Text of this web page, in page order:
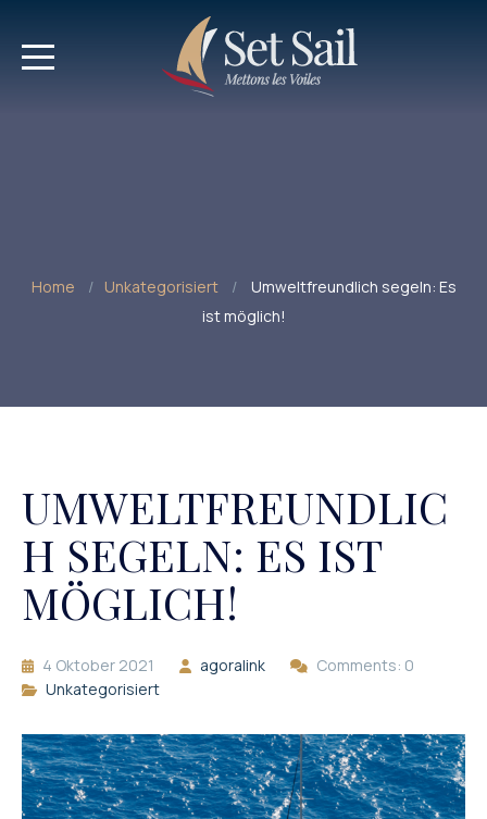
Home Unkategorisiert
Umweltfreundlich segeln: Es
ist möglich!
UMWELTFREUNDLIC
H SEGELN: ES IST
MÖGLICH!
4 Oktober 2021 agoralink
Comments: 0
Unkategorisiert